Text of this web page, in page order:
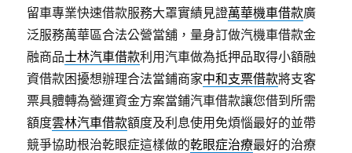
留車專業快速借款服務大罩實績見證萬華機車借款廣
泛服務萬華區合法公營當舖，量身訂做汽機車借款金
融商品士林汽車借款利用汽車做為抵押品取得小額融
資借款困擾想辦理合法當鋪商家中和支票借款將支客
票具體轉為營運資金方案當鋪汽車借款讓您借到所需
額度雲林汽車借款額度及利息使用免煩惱最好的並帶
競爭協助根治乾眼症這樣做的乾眼症治療最好的治療